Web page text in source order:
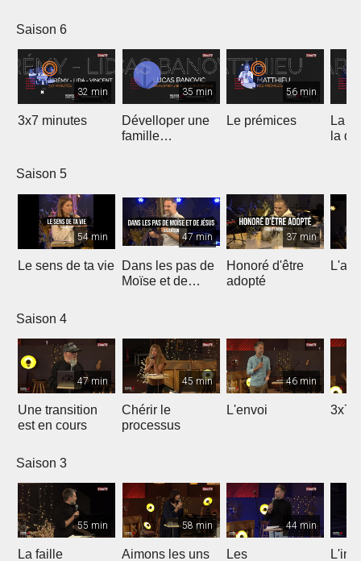
Saison 6
32 min
3x7 minutes
35 min
Dévelloper une
famille
56 min
Le prémices
La
la
Saison 5
54 min
Le sens de ta vie
47 min
Dans les pas de
Moïse et de
37 min
Honoré d'être
adopté
Saison 4
47 min
Une transition
est en cours
45 min
Chérir le
processus
46 min
L'envoi 3x7
Saison 3
55 min
La faille
58 min
Aimons les uns
44 min
Les